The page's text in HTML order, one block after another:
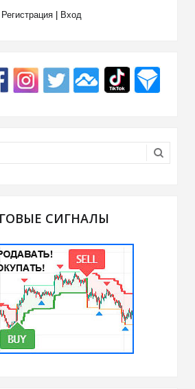
Регистрация| Вход
СИГНАЛЫ